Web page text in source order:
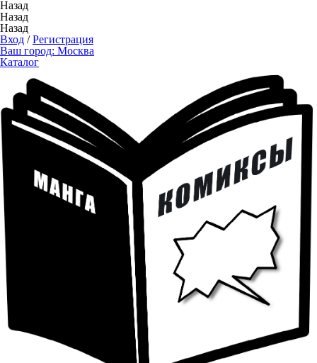
Назад
Назад
Назад
Вход /Регистрация
Ваш город: Москва
Каталог